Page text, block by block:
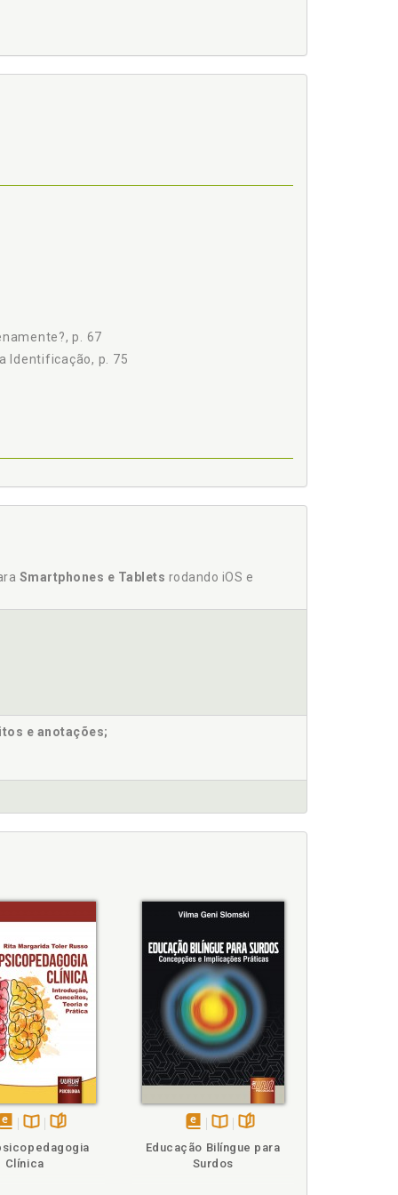
NÃO VEEM, p. 53
p. 76
p. 67
Identificação, p. 75
71
p. 44
Smartphones e Tablets rodando iOS e
e anotações;
disponívelDisponível
na
páginas
Clínica
disponível
em
Disponível
na
Educação Bilíngue para
Surdos